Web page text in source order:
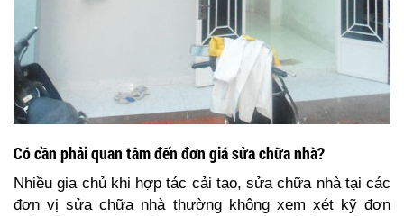
Có cần phải quan tâm đến đơn giá sửa chữa nhà?
Nhiều gia chủ khi hợp tác cải tạo, sửa chữa nhà tại các
đơn vị sửa chữa nhà thường không xem xét kỹ đơn